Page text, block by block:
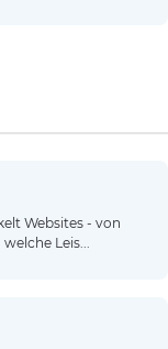
Websites - von
Leis...